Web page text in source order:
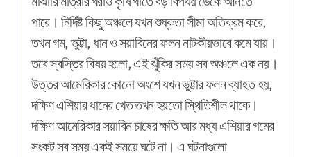
পারে। নির্দিষ্ট কিছু অঞ্চলে যখন শুষ্কতা সীমা অতিক্রম করে,
তখন গম, ভুট্টা, ধান ও সয়াবিনের ফলন নাটকীয়ভাবে কমে যায়।
তবে স্বস্তির বিষয় হলো, এই ঝুঁকির সময় সব অঞ্চলে এক নয়।
উত্তর আমেরিকার কোনো অংশে যখন ভুট্টার ফলন ব্যাহত হয়,
দক্ষিণ এশিয়ার ধানের খেত তখন হয়তো স্থিতিশীল থাকে।
দক্ষিণ আমেরিকার সয়াবিন চাষের ক্ষতি আর মধ্য এশিয়ার গমের
সংকট সব সময় একই সময়ে ঘটে না। এ ঘটনাগুলো